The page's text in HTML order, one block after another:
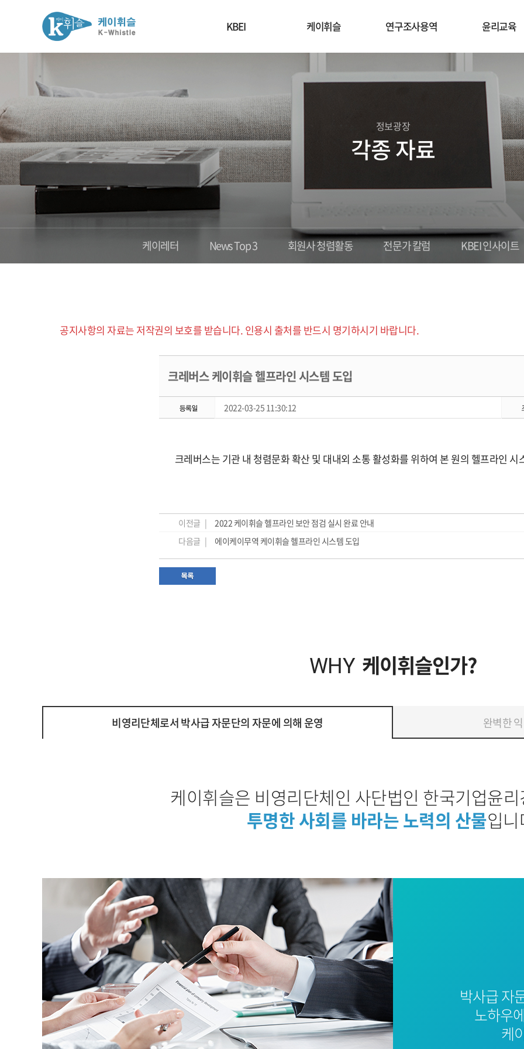
KBEI 케이휘슬 연구조사용역 윤리교육
정보광장
각종 자료
케이레터 News Top 3 회원사 청렴활동 전문가 칼럼 KBEI 인사이트
공지사항의 자료는 저작권의 보호를 받습니다. 인용시 출처를 반드시 명기하시기 바랍니다.
크레버스 케이휘슬 헬프라인 시스템 도입
2022-03-25 11:30:12
크레버스는 기관 내 청렴문화 확산 및 대내외 소통 활성화를 위하여 본 원의 헬프라인
이전글 |
2022 케이휘슬 헬프라인 보안 점검 실시 완료 안내
다음글 |
에이케이무역 케이휘슬 헬프라인 시스템 도입
WHY 케이휘슬인가?
비영리단체로서 박사급 자문단의 자문에 의해 운영 완벽한
케이휘슬은 비영리단체인 사단법인 한국기업윤
투명한 사회를 바라는 노력의 산물입
박사급 자
노하우
케